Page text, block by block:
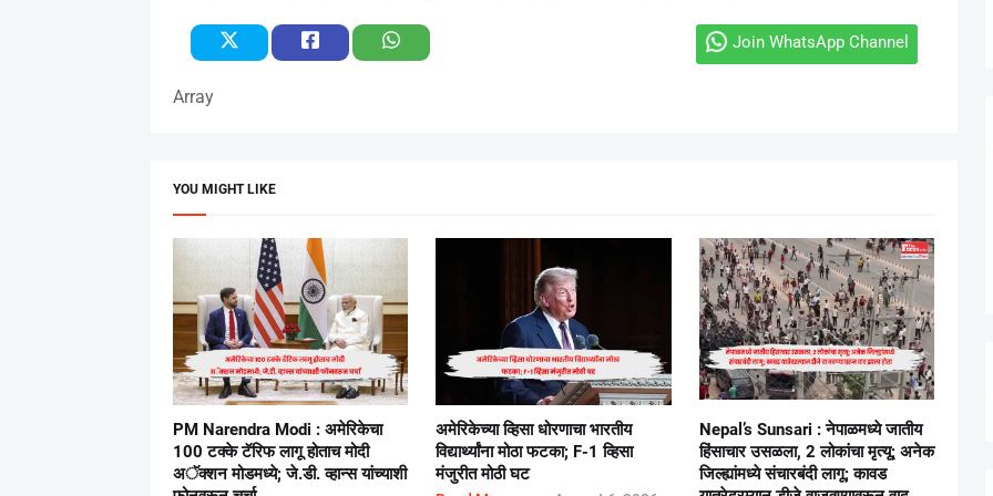
Join WhatsApp Channel
Array
YOU MIGHT LIKE
PM Narendra Modi : अमेरिकेचा
100 टक्के टॅरिफ लागू होताच मोदी
अॅक्शन मोडमध्ये; जे.डी. व्हान्स यांच्याशी
अमेरिकेच्या व्हिसा धोरणाचा भारतीय
विद्यार्थ्यांना मोठा फटका; F-1 व्हिसा
मंजुरीत मोठी घट
Nepal’s Sunsari : नेपाळमध्ये जातीय
हिंसाचार उसळला, 2 लोकांचा मृत्यू; अनेक
जिल्ह्यांमध्ये संचारबंदी लागू; कावड